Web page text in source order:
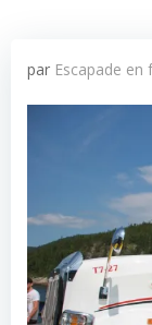
par Escapade en